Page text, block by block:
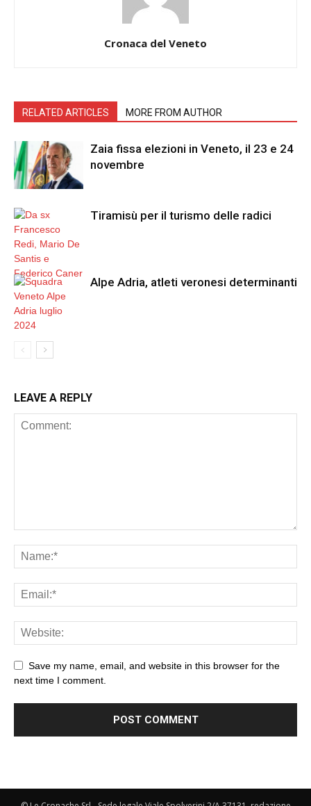
Cronaca del Veneto
RELATED ARTICLES MORE FROM AUTHOR
Zaia fissa elezioni in Veneto, il 23 e 24
novembre
Tiramisù per il turismo delle radici
Alpe Adria, atleti veronesi determinanti
LEAVE A REPLY
Save my name, email, and website in this browser for the
next time I comment.